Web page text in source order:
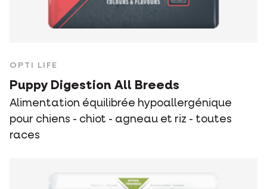
OPTI LIFE
Puppy Digestion All Breeds
Alimentation équilibrée hypoallergénique
pour chiens - chiot - agneau et riz - toutes
races